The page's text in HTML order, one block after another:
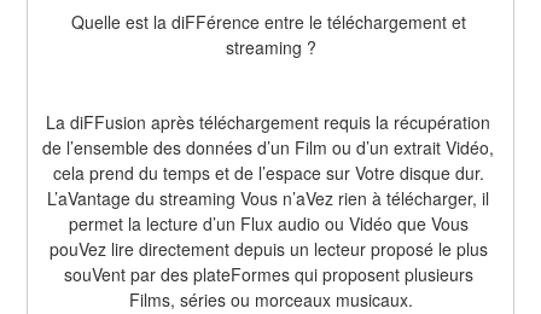
Quelle est la diFFérence entre le téléchargement et
streaming ?
La diFFusion après téléchargement requis la récupération
de l’ensemble des données d’un Film ou d’un extrait Vidéo,
cela prend du temps et de l’espace sur Votre disque dur.
L’aVantage du streaming Vous n’aVez rien à télécharger, il
permet la lecture d’un Flux audio ou Vidéo que Vous
pouVez lire directement depuis un lecteur proposé le plus
souVent par des plateFormes qui proposent plusieurs
Films, séries ou morceaux musicaux.